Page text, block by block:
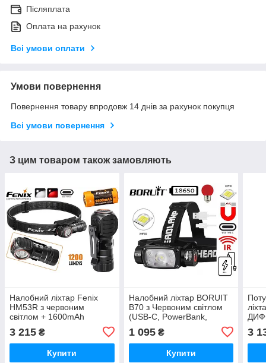
Післяплата
Оплата на рахунок
Всі умови оплати
Умови повернення
Повернення товару впродовж 14 днів за рахунок покупця
Всі умови повернення
З цим товаром також замовляють
Налобний ліхтар Fenix ​​
HM53R з червоним
світлом + 1600mAh
(1200LM, USB-C, IP68,
Магніт, Кліпса)
3 215 ₴
Купити
Налобний ліхтар BORUIT
B70 з Червоним світлом
(USB-C, PowerBank,
індикатор, Акумулятор
18650 у комплекті)
1 095₴
Купити
3